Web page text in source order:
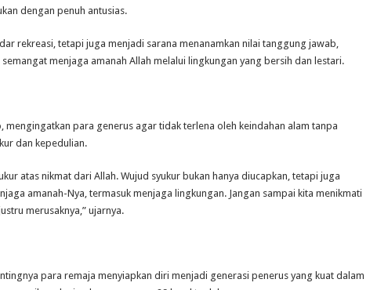
dengan penuh antusias.
rekreasi, tetapi juga menjadi sarana menanamkan nilai tanggung jawab,
menjaga amanah Allah melalui lingkungan yang bersih dan lestari.
mengingatkan para generus agar tidak terlena oleh keindahan alam tanpa
dan kepedulian.
atas nikmat dari Allah. Wujud syukur bukan hanya diucapkan, tetapi juga
amanah-Nya, termasuk menjaga lingkungan. Jangan sampai kita menikmati
merusaknya,” ujarnya.
para remaja menyiapkan diri menjadi generasi penerus yang kuat dalam